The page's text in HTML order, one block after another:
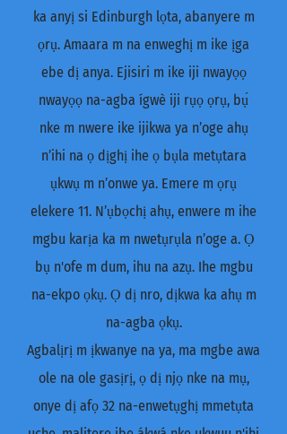
ka anyị si Edinburgh lọta, abanyere m
ọrụ. Amaara m na enweghị m ike ịga
ebe dị anya. Ejisiri m ike iji nwayọọ
nwayọọ na-agba ígwè iji rụọ ọrụ, bụ́
nke m nwere ike ijikwa ya n’oge ahụ
n’ihi na ọ dịghị ihe ọ bụla metụtara
ụkwụ m n’onwe ya. Emere m ọrụ
elekere 11. N’ụbọchị ahụ, enwere m ihe
mgbu karịa ka m nwetụrụla n’oge a. Ọ
bụ n'ofe m dum, ihu na azụ. Ihe mgbu
na-ekpo ọkụ. Ọ dị nro, dịkwa ka ahụ m
na-agba ọkụ.
Agbalịrị m ịkwanye na ya, ma mgbe awa
ole na ole gasịrị, ọ dị njọ nke na mụ,
onye dị afọ 32 na-enwetụghị mmetụta